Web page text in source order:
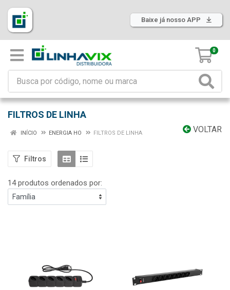
Baixe já nosso APP
0
FILTROS DE LINHA
VOLTAR
INÍCIO ENERGIA HO FILTROS DE LINHA
Filtros
14 produtos ordenados por: